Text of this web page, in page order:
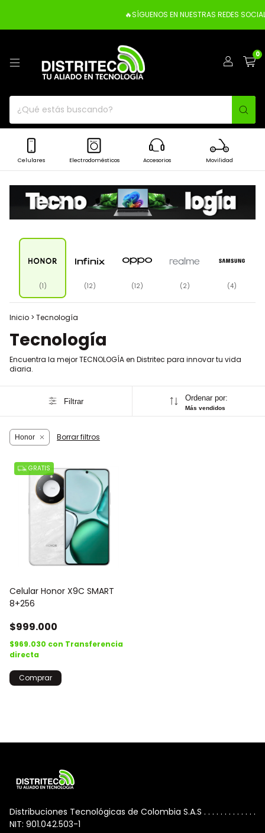
🔥SÍGUENOS EN NUESTRAS REDES
0
Celulares Electrodomésticos Accesorios Movilidad
(1) (12) (12) (2) (4)
Inicio > Tecnología
Tecnología
Encuentra la mejor TECNOLOGÍA en Distritec para innovar tu vida
diaria.
Filtrar Ordenar por:
Más vendidos
Honor Borrar filtros
GRATIS
Celular Honor X9C SMART
8+256
$999.000
$969.030 con Transferencia
directa
Comprar
Distribuciones Tecnológicas de Colombia S.A.S . . . . . . . . . . . . .
NIT: 901.042.503-1